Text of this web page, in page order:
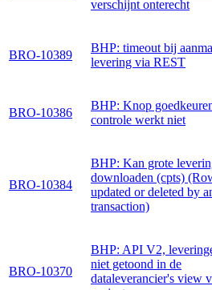
verschijnt onterecht
BRO-10389
BHP: timeout bij
levering via REST
BRO-10386
BHP: Knop
controle werkt niet
BRO-10384
BHP: Kan grote
downloaden (cpts)
updated or deleted by
transaction)
BRO-10370
BHP: API V2,
niet getoond in de
dataleverancier's view